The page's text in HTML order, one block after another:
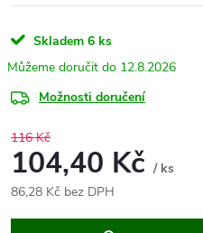
Skladem 6 ks
12.8.2026
Možnosti doručení
116 Kč
104,40 Kč / ks
86,28 Kč bez DPH